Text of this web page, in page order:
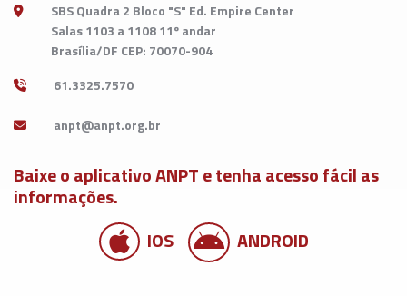
SBS Quadra 2 Bloco "S" Ed. Empire Center
Salas 1103 a 1108 11º andar
Brasília/DF CEP: 70070-904
61.3325.7570
Baixe o aplicativo ANPT e tenha acesso fácil as
informações.
IOS
ANDROID